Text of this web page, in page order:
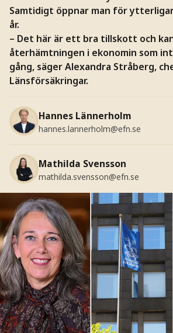
Samtidigt öppnar man för
år.
– Det här är ett bra tillskott och
återhämtningen i ekonomin som
gång, säger Alexandra Stråberg,
Länsförsäkringar.
Hannes Lännerholm
hannes.lannerholm@efn.se
Mathilda Svensson
mathilda.svensson@efn.se